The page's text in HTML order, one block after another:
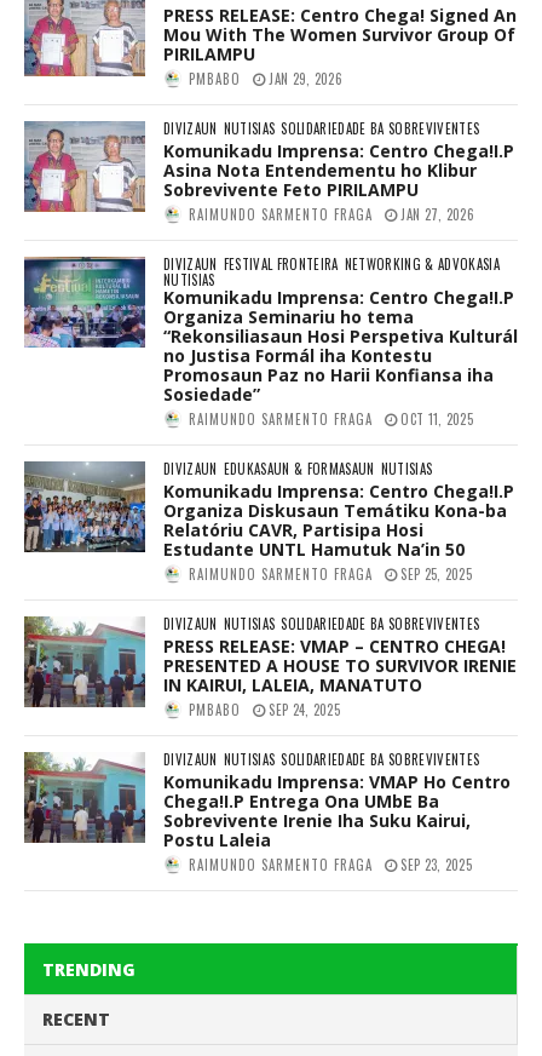
PRESS RELEASE: Centro Chega! Signed An
Mou With The Women Survivor Group Of
PIRILAMPU
PMBABO JAN 29, 2026
DIVIZAUN NUTISIAS SOLIDARIEDADE BA SOBREVIVENTES
Komunikadu Imprensa: Centro Chega!I.P
Asina Nota Entendementu ho Klibur
Sobrevivente Feto PIRILAMPU
RAIMUNDO SARMENTO FRAGA JAN 27, 2026
DIVIZAUN FESTIVAL FRONTEIRA NETWORKING & ADVOKASIA
NUTISIAS
Komunikadu Imprensa: Centro Chega!I.P
Organiza Seminariu ho tema
“Rekonsiliasaun Hosi Perspetiva Kulturál
no Justisa Formál iha Kontestu
Promosaun Paz no Harii Konfiansa iha
Sosiedade”
RAIMUNDO SARMENTO FRAGA OCT 11, 2025
DIVIZAUN EDUKASAUN & FORMASAUN NUTISIAS
Komunikadu Imprensa: Centro Chega!I.P
Organiza Diskusaun Temátiku Kona-ba
Relatóriu CAVR, Partisipa Hosi
Estudante UNTL Hamutuk Na’in 50
RAIMUNDO SARMENTO FRAGA SEP 25, 2025
DIVIZAUN NUTISIAS SOLIDARIEDADE BA SOBREVIVENTES
PRESS RELEASE: VMAP – CENTRO CHEGA!
PRESENTED A HOUSE TO SURVIVOR IRENIE
IN KAIRUI, LALEIA, MANATUTO
PMBABO SEP 24, 2025
DIVIZAUN NUTISIAS SOLIDARIEDADE BA SOBREVIVENTES
Komunikadu Imprensa: VMAP Ho Centro
Chega!I.P Entrega Ona UMbE Ba
Sobrevivente Irenie Iha Suku Kairui,
Postu Laleia
RAIMUNDO SARMENTO FRAGA SEP 23, 2025
TRENDING
RECENT